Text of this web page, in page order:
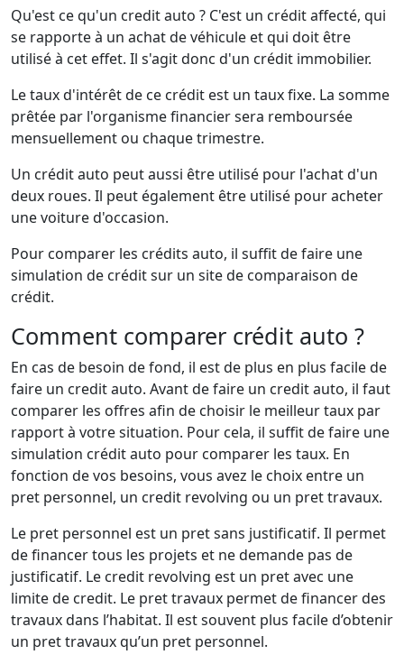
Qu'est ce qu'un credit auto ? C'est un crédit affecté, qui
se rapporte à un achat de véhicule et qui doit être
utilisé à cet effet. Il s'agit donc d'un crédit immobilier.
Le taux d'intérêt de ce crédit est un taux fixe. La somme
prêtée par l'organisme financier sera remboursée
mensuellement ou chaque trimestre.
Un crédit auto peut aussi être utilisé pour l'achat d'un
deux roues. Il peut également être utilisé pour acheter
une voiture d'occasion.
Pour comparer les crédits auto, il suffit de faire une
simulation de crédit sur un site de comparaison de
crédit.
Comment comparer crédit auto ?
En cas de besoin de fond, il est de plus en plus facile de
faire un credit auto. Avant de faire un credit auto, il faut
comparer les offres afin de choisir le meilleur taux par
rapport à votre situation. Pour cela, il suffit de faire une
simulation crédit auto pour comparer les taux. En
fonction de vos besoins, vous avez le choix entre un
pret personnel, un credit revolving ou un pret travaux.
Le pret personnel est un pret sans justificatif. Il permet
de financer tous les projets et ne demande pas de
justificatif. Le credit revolving est un pret avec une
limite de credit. Le pret travaux permet de financer des
travaux dans l’habitat. Il est souvent plus facile d’obtenir
un pret travaux qu’un pret personnel.